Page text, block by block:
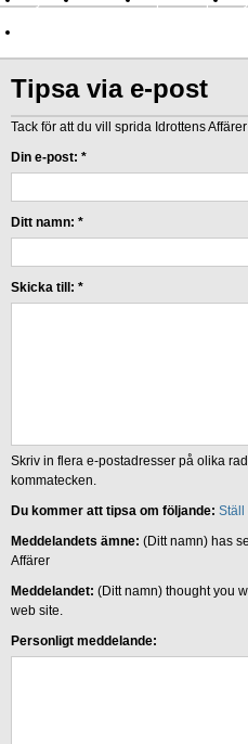
Tipsa via e-post
Tack för att du vill sprida Idrottens
Din e-post: *
Ditt namn: *
Skicka till: *
Skriv in flera e-postadresser på olika
kommatecken.
Du kommer att tipsa om följande: Ställ
Meddelandets ämne: (Ditt namn) has
Affärer
Meddelandet: (Ditt namn) thought you
web site.
Personligt meddelande: